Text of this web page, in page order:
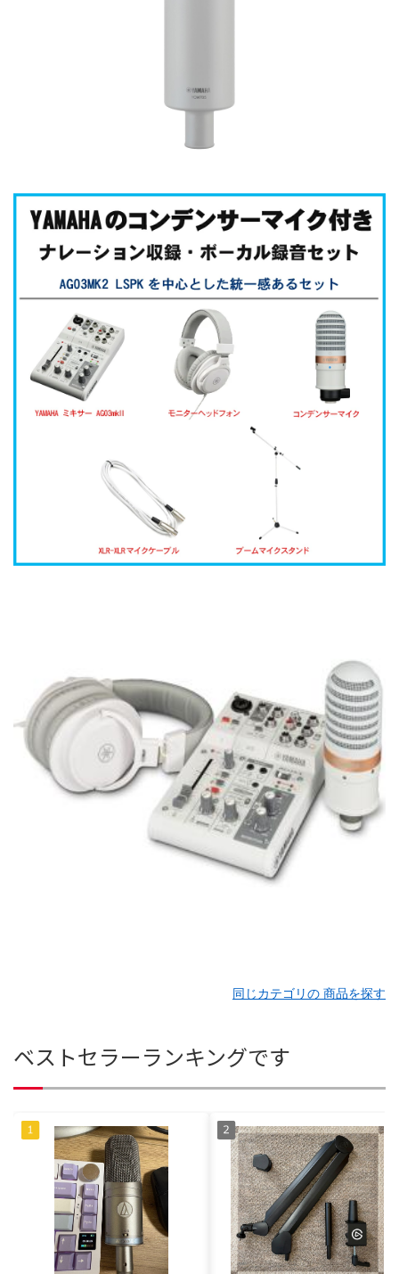
同じカテゴリの 商品を探す
ベストセラーランキングです